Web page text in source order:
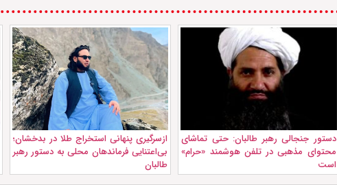
دستور جنجالی رهبر طالبان: حتی تماشای
محتوای مذهبی در تلفن هوشمند «حرام»
است
ازسرگیری پنهانی استخراج طلا در بدخشان؛
بی‌اعتنایی فرماندهان محلی به دستور رهبر
طالبان